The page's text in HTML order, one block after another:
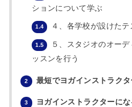
ションについて学ぶ
1.4 ４、各学校が設けた
1.5
５、スタジオのオー
ッスンを行う
2 最短でヨガインストラク
3
ヨガインストラクターに